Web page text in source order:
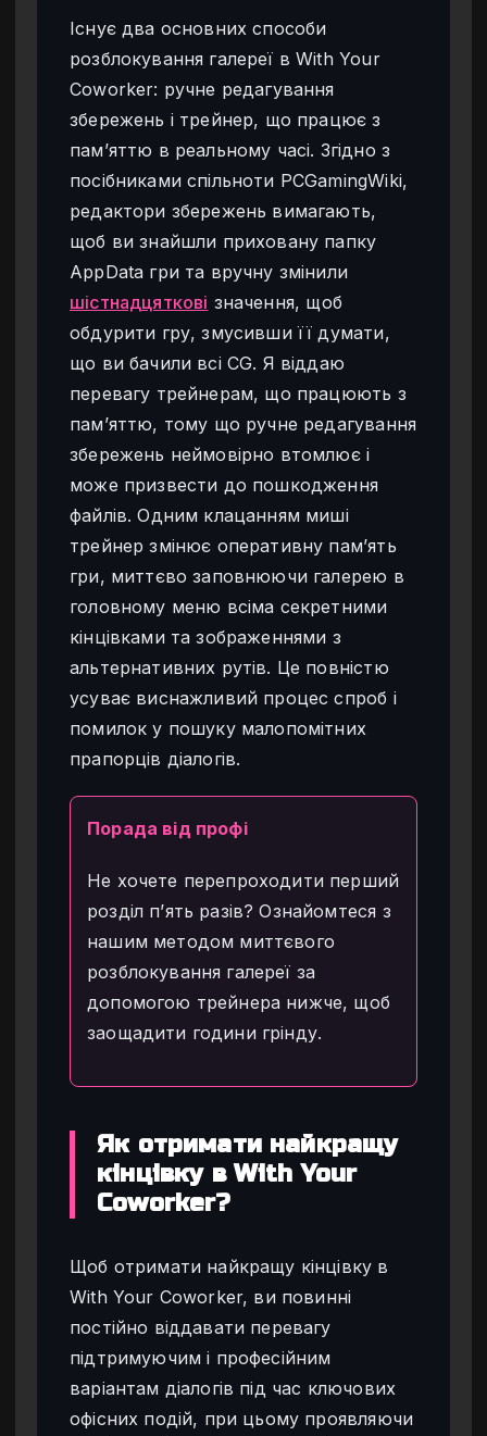
Існує два основних способи
розблокування галереї в With Your
Coworker: ручне редагування
збережень і трейнер, що працює з
пам’яттю в реальному часі. Згідно з
посібниками спільноти PCGamingWiki,
редактори збережень вимагають,
щоб ви знайшли приховану папку
AppData гри та вручну змінили
шістнадцяткові значення, щоб
обдурити гру, змусивши її думати,
що ви бачили всі CG. Я віддаю
перевагу трейнерам, що працюють з
пам’яттю, тому що ручне редагування
збережень неймовірно втомлює і
може призвести до пошкодження
файлів. Одним клацанням миші
трейнер змінює оперативну пам’ять
гри, миттєво заповнюючи галерею в
головному меню всіма секретними
кінцівками та зображеннями з
альтернативних рутів. Це повністю
усуває виснажливий процес спроб і
помилок у пошуку малопомітних
прапорців діалогів.
Порада від профі
Не хочете перепроходити перший
розділ п’ять разів? Ознайомтеся з
нашим методом миттєвого
розблокування галереї за
допомогою трейнера нижче, щоб
заощадити години грінду.
Як отримати найкращу
кінцівку в With Your
Coworker?
Щоб отримати найкращу кінцівку в
With Your Coworker, ви повинні
постійно віддавати перевагу
підтримуючим і професійним
варіантам діалогів під час ключових
офісних подій, при цьому проявляючи